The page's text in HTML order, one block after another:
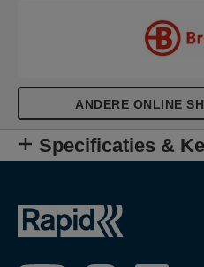
ANDERE ONLINE
Specificaties &